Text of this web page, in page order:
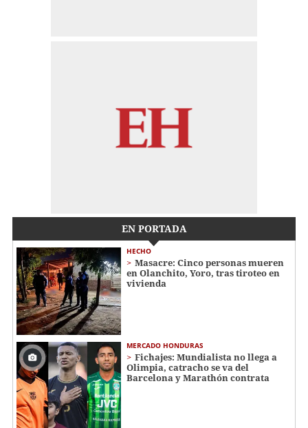
EN PORTADA
HECHO
Masacre: Cinco personas mueren
en Olanchito, Yoro, tras tiroteo en
vivienda
MERCADO HONDURAS
Fichajes: Mundialista no llega a
Olimpia, catracho se va del
Barcelona y Marathón contrata